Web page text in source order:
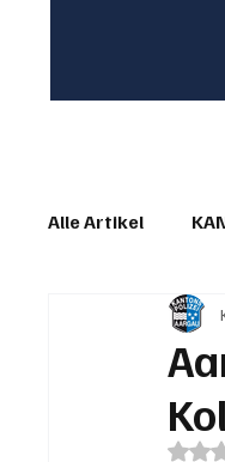
Alle Artikel
IN EIGENER